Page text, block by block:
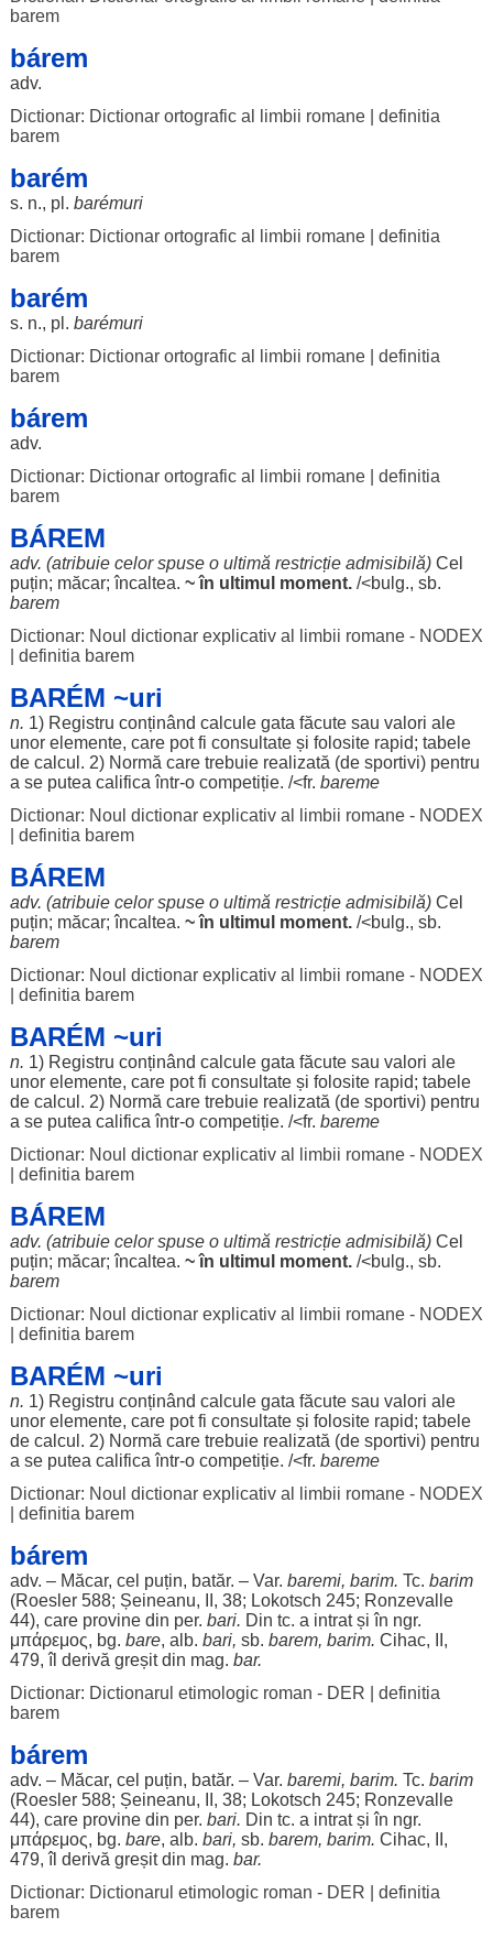
barem
bárem
adv.
Dictionar: Dictionar ortografic al limbii romane| definitia
barem
barém
s. n., pl. barémuri
Dictionar: Dictionar ortografic al limbii romane| definitia
barem
barém
s. n., pl. barémuri
Dictionar: Dictionar ortografic al limbii romane| definitia
barem
bárem
adv.
Dictionar: Dictionar ortografic al limbii romane| definitia
barem
BÁREM
adv. (atribuiecelorspuseo ultimă restricție admisibilă)Cel
puțin; măcar;încaltea. ~ în ultimul moment./<bulg., sb.
barem
Dictionar: Noul dictionar explicativ al limbii romane - NODEX
definitia barem
BARÉM ~uri
n. 1) Registru conținând calcule gata făcutesau valori ale
unor elemente, care potfi consultateși folosite rapid; tabele
de calcul . 2) Normă care trebuie realizată (de sportivi) pentru
a se putea califica într-o competiție. /<fr. bareme
Dictionar: Noul dictionar explicativ al limbii romane - NODEX
definitia barem
BÁREM
adv. (atribuiecelorspuseo ultimă restricție admisibilă)Cel
puțin; măcar;încaltea. ~ în ultimul moment./<bulg., sb.
barem
Dictionar: Noul dictionar explicativ al limbii romane - NODEX
definitia barem
BARÉM ~uri
n. 1) Registru conținând calcule gata făcutesau valori ale
unor elemente, care potfi consultateși folosite rapid; tabele
de calcul . 2) Normă care trebuie realizată (de sportivi) pentru
a se putea califica într-o competiție. /<fr. bareme
Dictionar: Noul dictionar explicativ al limbii romane - NODEX
definitia barem
BÁREM
adv. (atribuiecelorspuseo ultimă restricție admisibilă)Cel
puțin; măcar;încaltea. ~ în ultimul moment./<bulg., sb.
barem
Dictionar: Noul dictionar explicativ al limbii romane - NODEX
definitia barem
BARÉM ~uri
n. 1) Registru conținând calcule gata făcutesau valori ale
unor elemente, care potfi consultateși folosite rapid; tabele
de calcul . 2) Normă care trebuie realizată (de sportivi) pentru
a se putea califica într-o competiție. /<fr. bareme
Dictionar: Noul dictionar explicativ al limbii romane - NODEX
definitia barem
bárem
adv. – Măcar, cel puțin, batăr. – Var. baremi, barim. Tc. barim
(Roesler 588; Șeineanu, II, 38; Lokotsch 245; Ronzevalle
44), care provinedin per. bari. Din tc. a intratși în ngr.
μπάρεμος, bg. bare, alb. bari, sb. barem, barim. Cihac, II,
479,îl derivă greșitdin mag. bar.
Dictionar: Dictionarul etimologic roman - DER
definitia
barem
bárem
adv. – Măcar, cel puțin, batăr. – Var. baremi, barim. Tc. barim
(Roesler 588; Șeineanu, II, 38; Lokotsch 245; Ronzevalle
44), care provinedin per. bari. Din tc. a intratși în ngr.
μπάρεμος, bg. bare, alb. bari, sb. barem, barim. Cihac, II,
479,îl derivă greșitdin mag. bar.
Dictionar: Dictionarul etimologic roman - DER
definitia
barem